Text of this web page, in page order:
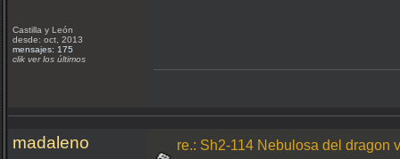
Castilla y León
desde: oct, 2013
mensajes: 175
clik ver los últimos
madaleno re.: Sh2-114 Nebulosa del dragon